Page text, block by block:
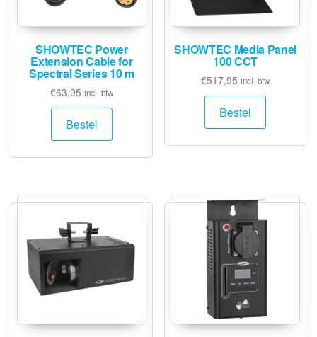
SHOWTEC Power
Extension Cable for
Spectral Series 10 m
€63,95 incl. btw
Bestel
SHOWTEC Media Panel
100 CCT
€517,95 incl. btw
Bestel